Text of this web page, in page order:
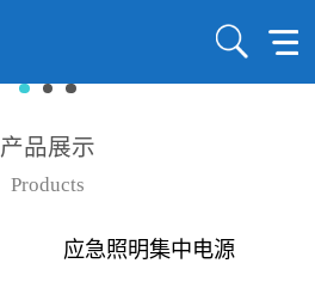
产品展示
Products
应急照明集中电源